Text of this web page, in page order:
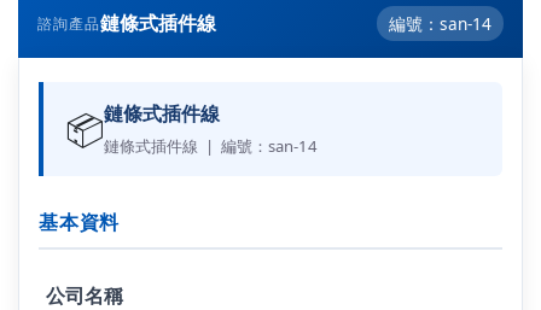
諮詢產品鏈條式插件線 編號：san-14
📦鏈條式插件線
鏈條式插件線 | 編號：san-14
基本資料
公司名稱